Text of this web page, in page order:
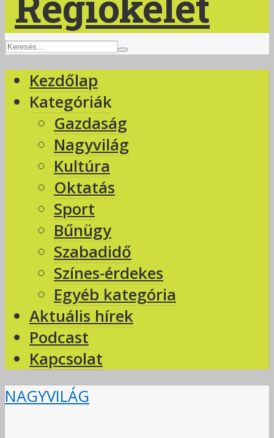
Kezdőlap
Kategóriák
Gazdaság
Nagyvilág
Kultúra
Oktatás
Sport
Bűnügy
Szabadidő
Színes-érdekes
Egyéb kategória
Aktuális hírek
Podcast
Kapcsolat
NAGYVILÁG